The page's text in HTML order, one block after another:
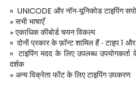
» UNICODE और नॉन-यूनिकोड टाइपिंग
»सभी भाषाएँ
»एकाधिक कीबोर्ड चयन विकल्प
» दोनों प्रकार के फ़ॉन्ट शामिल हैं - टाइप1 और
» टाइपिंग मदद के लिए उपलब्ध
दर्शक
» अन्य विक्रेता फोंट के लिए टाइपिंग उपकरण